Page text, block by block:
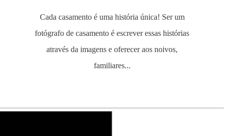
Cada casamento é uma história única! Ser um
fotógrafo de casamento é escrever essas histórias
através da imagens e oferecer aos noivos,
familiares...